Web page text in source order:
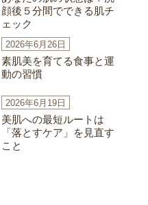
顔後５分間でできる肌チ
ェック
2026年6月26日
素肌美を育てる食事と運
動の習慣
2026年6月19日
美肌への最短ルートは
「落とすケア」を見直す
こと